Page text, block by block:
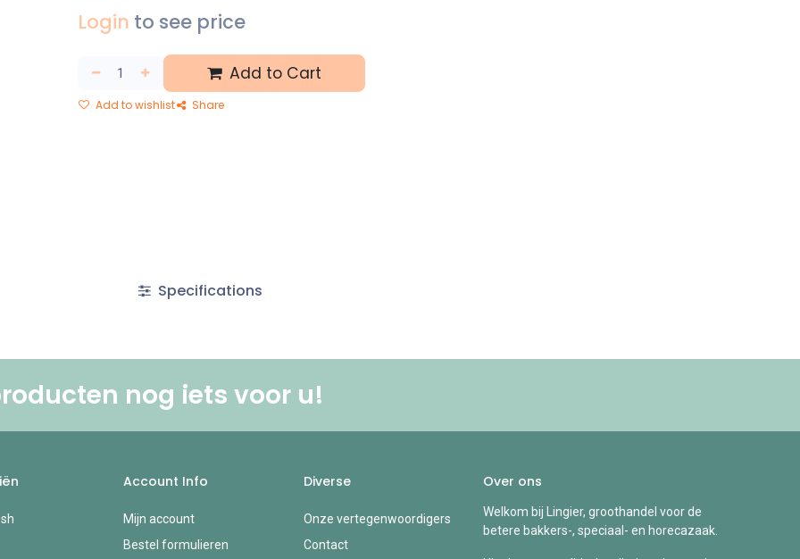
Login to see price
Add to Cart
Add to wishlist Share
Specifications
nog iets voor u!
Account Info
Mijn account
Bestel formulieren
Diverse
Onze vertegenwoordigers
Contact
Over ons
Welkom bij Lingier, groothandel voor de
betere bakkers-, speciaal- en horecazaak.